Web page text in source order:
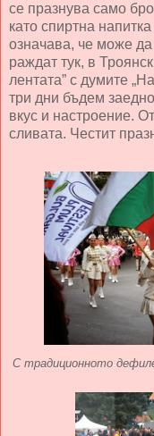
се празнува само
като спиртна
означава, че може
раждат тук, в
лентата” с думите
три дни бъдем
вкус и настроение.
сливата. Честит
С традиционното